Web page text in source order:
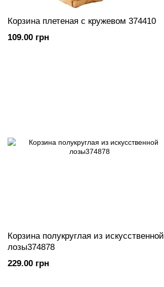
Корзина плетеная с кружевом 374410
109.00 грн
Корзина полукруглая из искусственной
лозы374878
229.00 грн